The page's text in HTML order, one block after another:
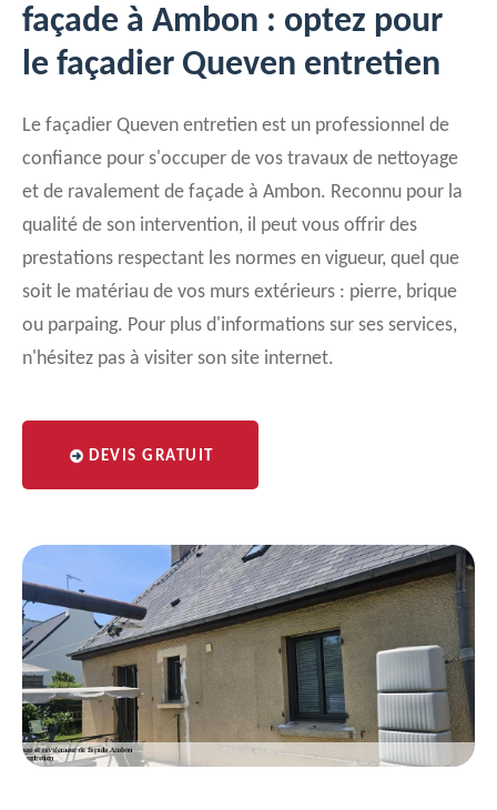
façade à Ambon : optez pour
le façadier Queven entretien
Le façadier Queven entretien est un professionnel de
confiance pour s'occuper de vos travaux de nettoyage
et de ravalement de façade à Ambon. Reconnu pour la
qualité de son intervention, il peut vous offrir des
prestations respectant les normes en vigueur, quel que
soit le matériau de vos murs extérieurs : pierre, brique
ou parpaing. Pour plus d'informations sur ses services,
n'hésitez pas à visiter son site internet.
DEVIS GRATUIT